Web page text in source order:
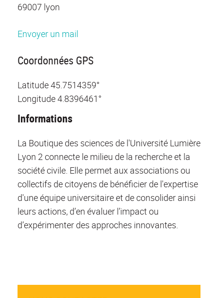
69007 lyon
Envoyer un mail
Coordonnées GPS
Latitude45.7514359°
Longitude4.8396461°
Informations
La Boutique des sciences de l'Université Lumière
Lyon 2 connecte le milieu de la recherche et la
société civile. Elle permet aux associations ou
collectifs de citoyens de bénéficier de l'expertise
d'une équipe universitaire et de consolider ainsi
leurs actions, d’en évaluer l’impact ou
d’expérimenter des approches innovantes.